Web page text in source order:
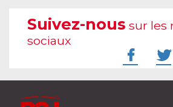
Suivez-nous sur les
sociaux